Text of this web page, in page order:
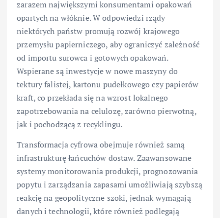
zarazem największymi konsumentami opakowań
opartych na włóknie. W odpowiedzi rządy
niektórych państw promują rozwój krajowego
przemysłu papierniczego, aby ograniczyć zależność
od importu surowca i gotowych opakowań.
Wspierane są inwestycje w nowe maszyny do
tektury falistej, kartonu pudełkowego czy papierów
kraft, co przekłada się na wzrost lokalnego
zapotrzebowania na celulozę, zarówno pierwotną,
jak i pochodzącą z recyklingu.
Transformacja cyfrowa obejmuje również samą
infrastrukturę łańcuchów dostaw. Zaawansowane
systemy monitorowania produkcji, prognozowania
popytu i zarządzania zapasami umożliwiają szybszą
reakcję na geopolityczne szoki, jednak wymagają
danych i technologii, które również podlegają